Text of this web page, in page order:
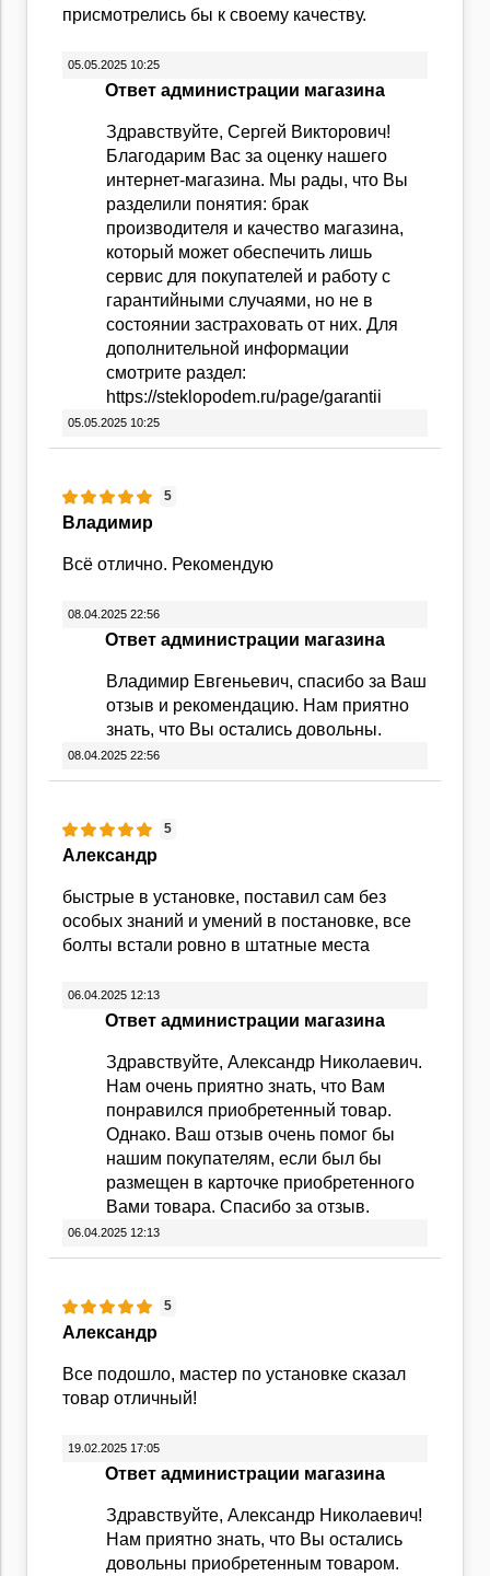
присмотрелись бы к своему качеству.
05.05.2025 10:25
Ответ администрации магазина
Здравствуйте, Сергей Викторович!
Благодарим Вас за оценку нашего
интернет-магазина. Мы рады, что Вы
разделили понятия: брак
производителя и качество магазина,
который может обеспечить лишь
сервис для покупателей и работу с
гарантийными случаями, но не в
состоянии застраховать от них. Для
дополнительной информации
смотрите раздел:
https://steklopodem.ru/page/garantii
05.05.2025 10:25
5
Владимир
Всё отлично. Рекомендую
08.04.2025 22:56
Ответ администрации магазина
Владимир Евгеньевич, спасибо за Ваш
отзыв и рекомендацию. Нам приятно
знать, что Вы остались довольны.
08.04.2025 22:56
5
Александр
быстрые в установке, поставил сам без
особых знаний и умений в постановке, все
болты встали ровно в штатные места
06.04.2025 12:13
Ответ администрации магазина
Здравствуйте, Александр Николаевич.
Нам очень приятно знать, что Вам
понравился приобретенный товар.
Однако. Ваш отзыв очень помог бы
нашим покупателям, если был бы
размещен в карточке приобретенного
Вами товара. Спасибо за отзыв.
06.04.2025 12:13
5
Александр
Все подошло, мастер по установке сказал
товар отличный!
19.02.2025 17:05
Ответ администрации магазина
Здравствуйте, Александр Николаевич!
Нам приятно знать, что Вы остались
довольны приобретенным товаром.